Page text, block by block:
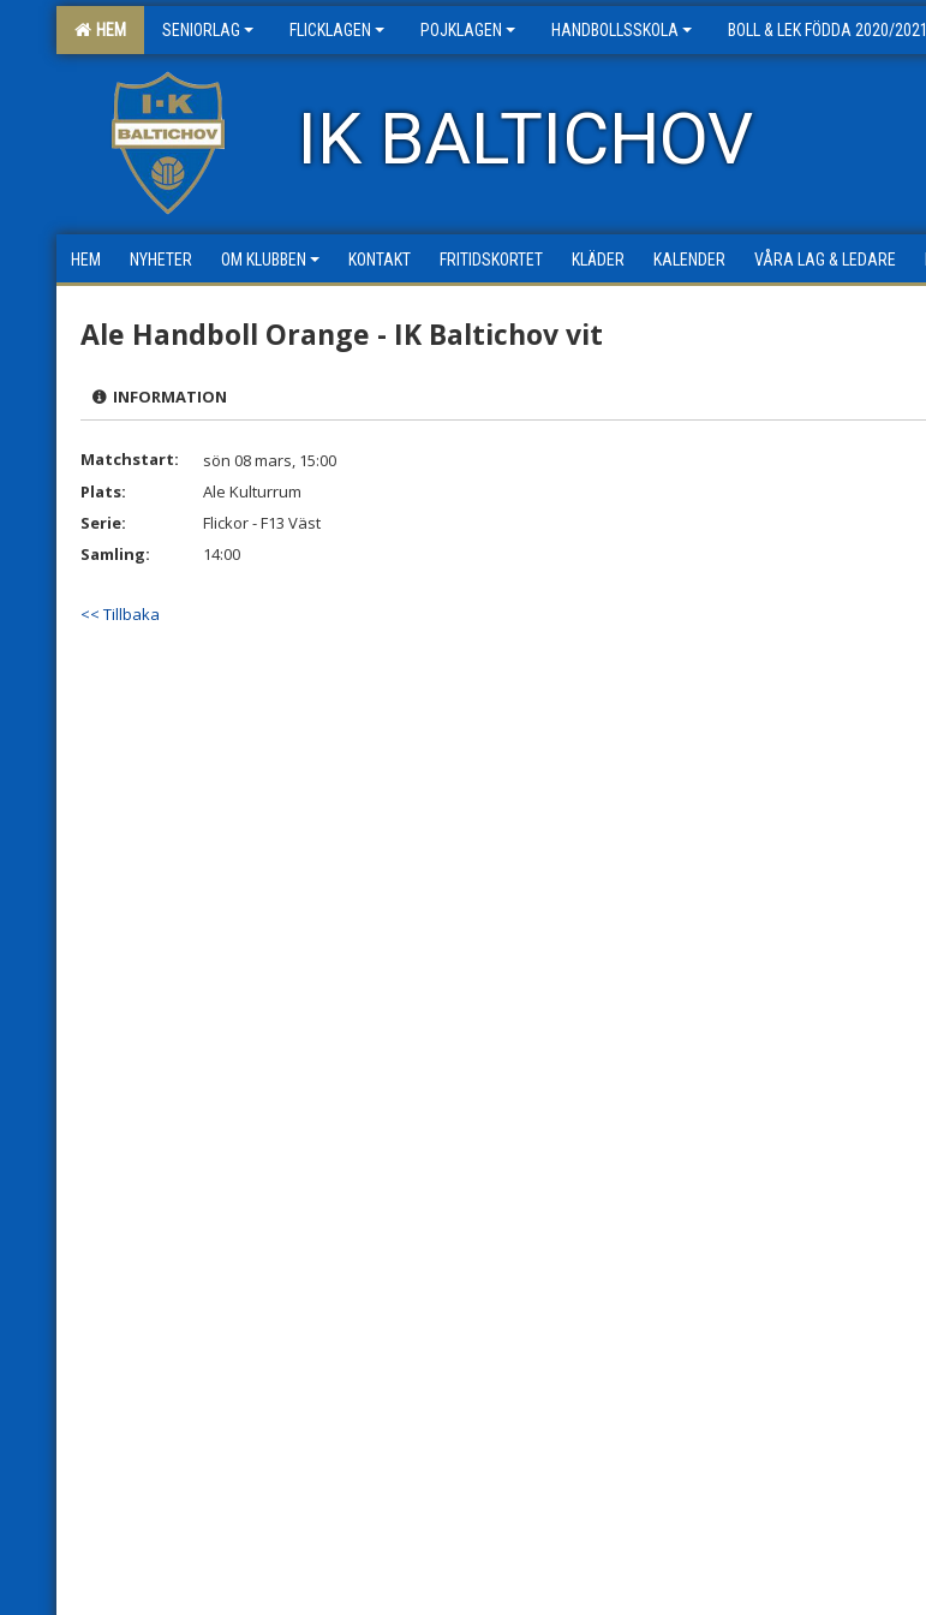
HEM SENIORLAG FLICKLAGEN POJKLAGEN HANDBOLLSSKOLA BOLL & LEK FÖDDA 2020/2021
IK BALTICHOV
HEM NYHETER OM KLUBBEN KONTAKT FRITIDSKORTET KLÄDER KALENDER VÅRA LAG & LEDARE
Ale Handboll Orange - IK Baltichov vit
INFORMATION
Matchstart:
sön 08 mars, 15:00
Plats:
Ale Kulturrum
Serie:
Flickor - F13 Väst
Samling:
14:00
<< Tillbaka